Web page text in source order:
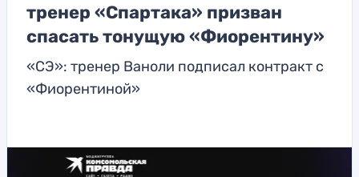
тренер «Спартака» призван
спасать тонущую «Фиорентину»
«СЭ»: тренер Ваноли подписал контракт с
«Фиорентиной»